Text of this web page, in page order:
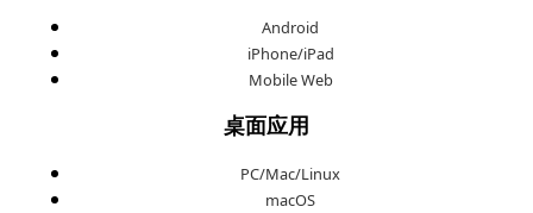
Android
iPhone/iPad
Mobile Web
桌面应用
PC/Mac/Linux
macOS